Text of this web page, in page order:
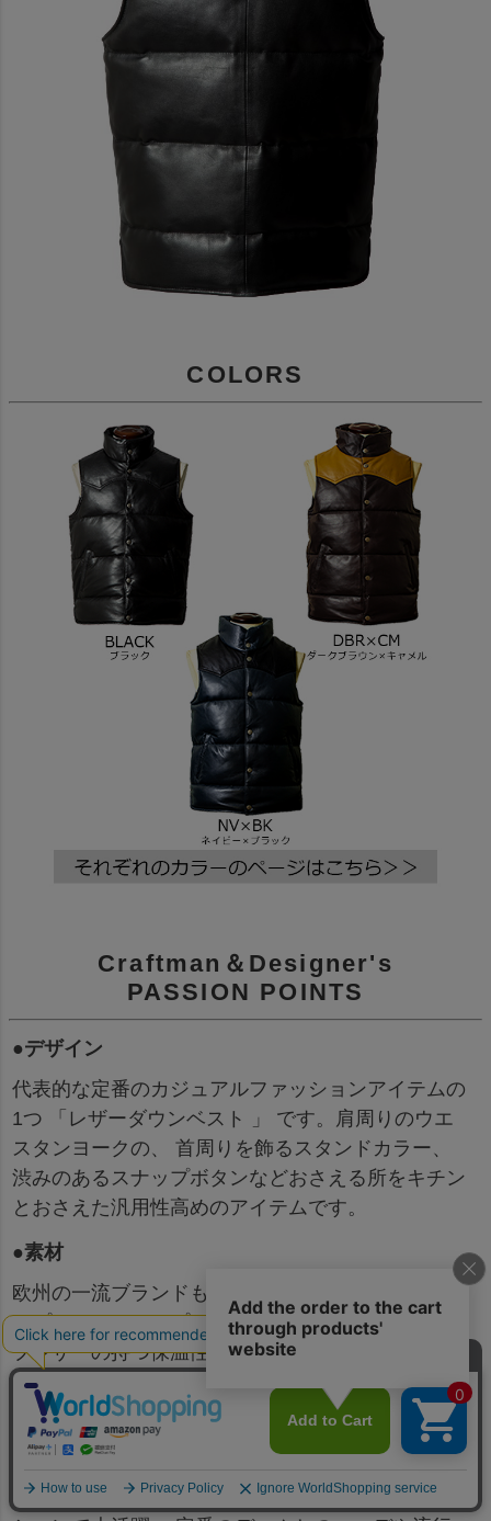
COLORS
Craftman＆Designer's
PASSION POINTS
●デザイン
代表的な定番のカジュアルファッションアイテムの
1つ 「レザーダウンベスト 」 です。肩周りのウエ
スタンヨークの、 首周りを飾るスタンドカラー、
渋みのあるスナップボタンなどおさえる所をキチン
とおさえた汎用性高めのアイテムです。
●素材
欧州の一流ブランドも認める厳選されたAグレード
のプレミアムシープレザーを使用しています。シー
プレザーの持つ保温性の高さに加え、 通常のシー
プよりもしっとりとしたタッチとなめらかで柔軟な
肌さわりが特徴で体なじみも抜群です。
●スタイル
ベーシックなクセのないデザインなので、 様々な